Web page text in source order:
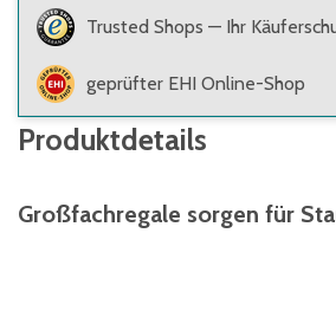
Trusted Shops — Ihr
geprüfter EHI Online-Shop
Produktdetails
Großfachregale sorgen für